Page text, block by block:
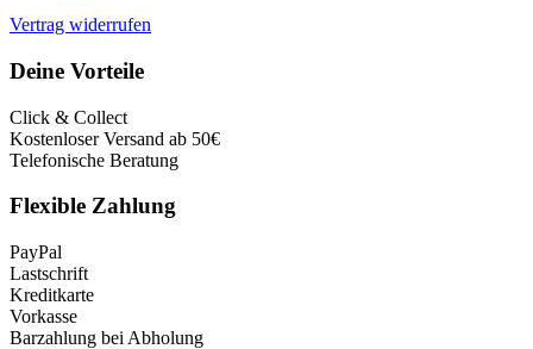
Vertrag widerrufen
Deine Vorteile
Click & Collect
Kostenloser Versand ab 50€
Telefonische Beratung
Flexible Zahlung
PayPal
Lastschrift
Kreditkarte
Vorkasse
Barzahlung bei Abholung